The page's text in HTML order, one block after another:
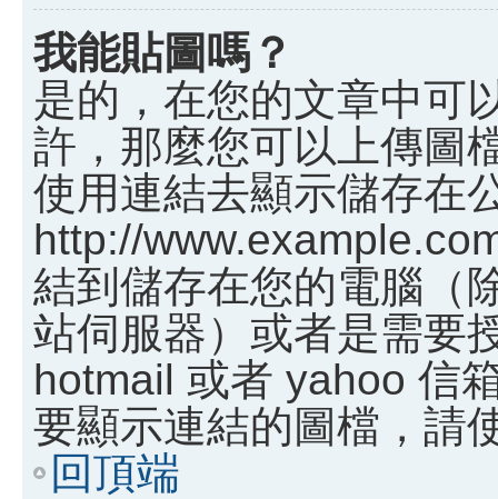
我能貼圖嗎？
是的，在您的文章中可
許，那麼您可以上傳圖
使用連結去顯示儲存在
http://
結到儲存在您的電腦（
站伺服器）或者是需要
hotmail 或者 yahoo 信
要顯示連結的圖檔，請
回頂端